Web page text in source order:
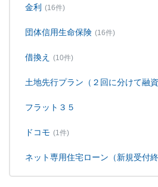
金利 (16件)
団体信用生命保険 (16件)
借換え (10件)
土地先行プラン（２回に分けて融資
フラット３５
ドコモ (1件)
ネット専用住宅ローン（新規受付終